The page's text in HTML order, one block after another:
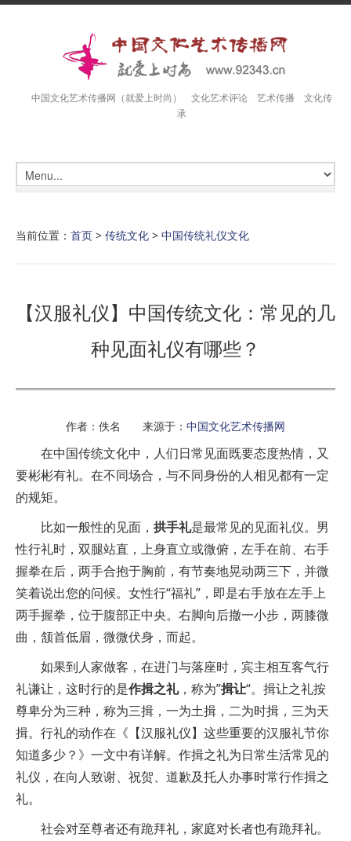
中国文化艺术传播网（就爱上时尚） 文化艺术评论 艺术传播 文化传
承
当前位置： 首页 > 传统文化 > 中国传统礼仪文化
【汉服礼仪】中国传统文化：常见的几
种见面礼仪有哪些？
作者：佚名 来源于： 中国文化艺术传播网
在中国传统文化中，人们日常见面既要态度热情，又
要彬彬有礼。在不同场合，与不同身份的人相见都有一定
的规矩。
比如一般性的见面， 拱手礼是最常见的见面礼仪。男
性行礼时，双腿站直，上身直立或微俯，左手在前、右手
握拳在后，两手合抱于胸前，有节奏地晃动两三下，并微
笑着说出您的问候。女性行“福礼”，即是右手放在左手上
两手握拳，位于腹部正中央。右脚向后撤一小步，两膝微
曲，颔首低眉，微微伏身，而起。
如果到人家做客，在进门与落座时，宾主相互客气行
礼谦让，这时行的是作揖之礼，称为”揖让“。揖让之礼按
尊卑分为三种，称为三揖，一为土揖，二为时揖，三为天
揖。行礼的动作在《【汉服礼仪】这些重要的汉服礼节你
知道多少？》一文中有详解。作揖之礼为日常生活常见的
礼仪，在向人致谢、祝贺、道歉及托人办事时常行作揖之
礼。
社会对至尊者还有跪拜礼，家庭对长者也有跪拜礼。